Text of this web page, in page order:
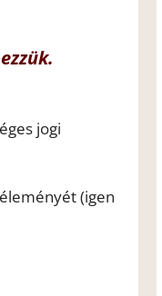
jogi
(igen